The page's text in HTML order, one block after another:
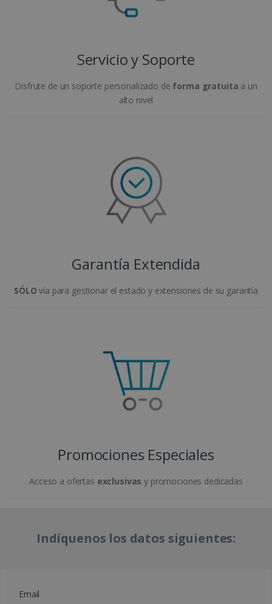
Servicio y Soporte
Disfrute de un soporte personalizado de forma gratuita a un
alto nivel
Garantía Extendida
SÓLO vía para gestionar el estado y extensiones de su garantía
Promociones Especiales
Acceso a ofertas exclusivas y promociones dedicadas
Indíquenos los datos siguientes:
Email